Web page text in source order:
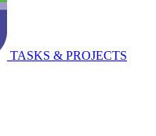
TASKS & PROJECTS